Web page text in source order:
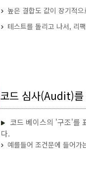
높은 결합도 값이 장기적
테스트를 돌리고 나서, 리
코드 심사(Audit)를
코드 베이스의 '구조'를
다.
예를들어 조건문에 들어